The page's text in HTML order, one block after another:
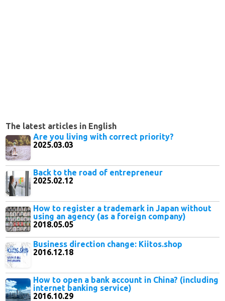
The latest articles in English
Are you living with correct priority?
2025.03.03
Back to the road of entrepreneur
2025.02.12
How to register a trademark in Japan without
using an agency (as a foreign company)
2018.05.05
Business direction change: Kiitos.shop
2016.12.18
How to open a bank account in China? (including
internet banking service)
2016.10.29